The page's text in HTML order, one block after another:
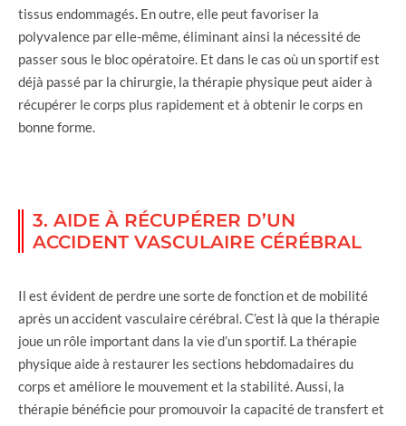
tissus endommagés. En outre, elle peut favoriser la
polyvalence par elle-même, éliminant ainsi la nécessité de
passer sous le bloc opératoire. Et dans le cas où un sportif est
déjà passé par la chirurgie, la thérapie physique peut aider à
récupérer le corps plus rapidement et à obtenir le corps en
bonne forme.
3. AIDE À RÉCUPÉRER D’UN
ACCIDENT VASCULAIRE CÉRÉBRAL
Il est évident de perdre une sorte de fonction et de mobilité
après un accident vasculaire cérébral. C’est là que la thérapie
joue un rôle important dans la vie d’un sportif. La thérapie
physique aide à restaurer les sections hebdomadaires du
corps et améliore le mouvement et la stabilité. Aussi, la
thérapie bénéficie pour promouvoir la capacité de transfert et